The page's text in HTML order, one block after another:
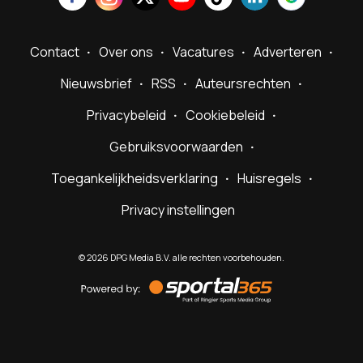
Contact Over ons Vacatures
Adverteren
Nieuwsbrief
RSS
Auteursrechten
Privacybeleid
Cookiebeleid
Gebruiksvoorwaarden
Toegankelijkheidsverklaring
Huisregels
Privacy instellingen
©2026 DPG Media B.V. alle rechten voorbehouden.
by
Sportal365